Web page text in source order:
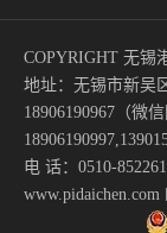
COPYRIGHT 无锡
地址：无锡市新吴
18906190967（微
电 话：0510-